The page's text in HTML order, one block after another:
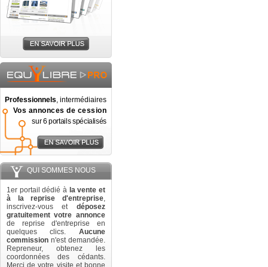
Professionnels, intermédiaires
Vos annonces de cession
sur 6 portails spécialisés
QUI SOMMES NOUS
1er portail dédié à la vente et
à la reprise d'entreprise,
inscrivez-vous et déposez
gratuitement votre annonce
de reprise d'entreprise en
quelques clics. Aucune
commission n'est demandée.
Repreneur, obtenez les
coordonnées des cédants.
Merci de votre visite et bonne